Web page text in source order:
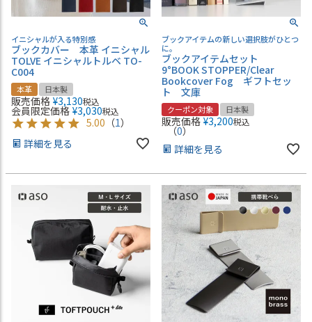
イニシャルが入る特別感
ブックカバー 本革 イニシャル
TOLVE イニシャルトルベ TO-
C004
本革 日本製
販売価格 ¥3,130税込
会員限定価格 ¥3,030税込
5.00 （1）
詳細を見る
ブックアイテムの新しい選択肢がひとつ
に。
ブックアイテムセット
9°BOOK STOPPER/Clear
Bookcover Fog ギフトセッ
ト 文庫
クーポン対象 日本製
販売価格 ¥3,200税込
（0）
詳細を見る